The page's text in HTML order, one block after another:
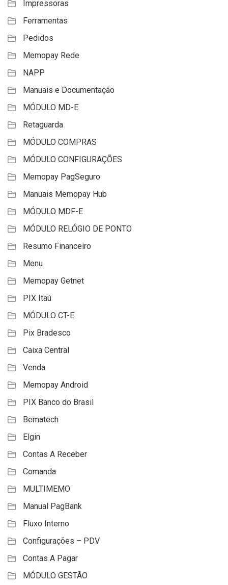
Impressoras
Ferramentas
Pedidos
Memopay Rede
NAPP
Manuais e Documentação
MÓDULO MD-E
Retaguarda
MÓDULO COMPRAS
MÓDULO CONFIGURAÇÕES
Memopay PagSeguro
Manuais Memopay Hub
MÓDULO MDF-E
MÓDULO RELÓGIO DE PONTO
Resumo Financeiro
Menu
Memopay Getnet
PIX Itaú
MÓDULO CT-E
Pix Bradesco
Caixa Central
Venda
Memopay Android
PIX Banco do Brasil
Bematech
Elgin
Contas A Receber
Comanda
MULTIMEMO
Manual PagBank
Fluxo Interno
Configurações – PDV
Contas A Pagar
MÓDULO GESTÃO